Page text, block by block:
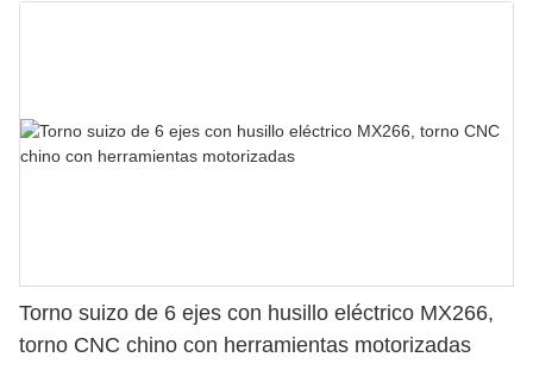
Torno suizo de 6 ejes con husillo eléctrico MX266,
torno CNC chino con herramientas motorizadas